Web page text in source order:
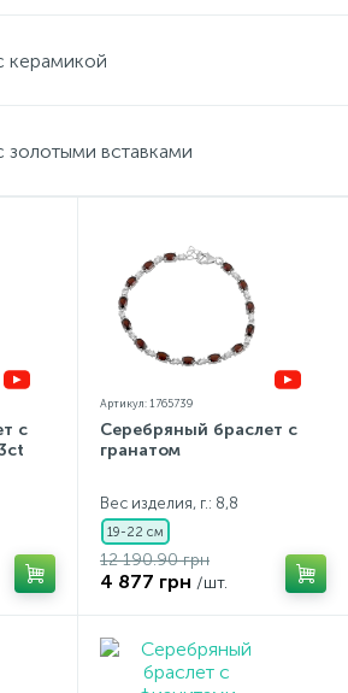
керамикой
золотыми вставками
с
Артикул: 1765739
Серебряный браслет с
гранатом
Вес изделия, г.: 8,8
19-22 см
12 190.90 грн
4 877 грн /шт.